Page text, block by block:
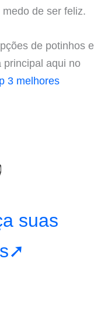
de ser feliz.
de potinhos e
principal aqui no
3 melhores
suas